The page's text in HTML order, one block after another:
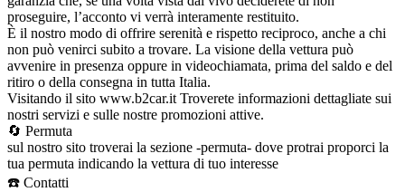
proseguire, l’acconto vi verrà interamente restituito.
È il nostro modo di offrire serenità e rispetto reciproco, anche a chi
non può venirci subito a trovare. La visione della vettura può
avvenire in presenza oppure in videochiamata, prima del saldo e del
ritiro o della consegna in tutta Italia.
Visitando il sito www.b2car.it Troverete informazioni dettagliate sui
nostri servizi e sulle nostre promozioni attive.
🔄 Permuta
sul nostro sito troverai la sezione -permuta- dove protrai proporci la
tua permuta indicando la vettura di tuo interesse
☎️ Contatti